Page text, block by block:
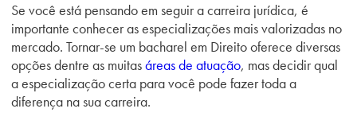
Se você está pensando em seguir a carreira jurídica, é
importante conhecer as especializações mais valorizadas no
mercado. Tornar-se um bacharel em Direito oferece diversas
opções dentre as muitasáreas de atuação, mas decidir qual
a especialização certa para você pode fazer toda a
diferença na sua carreira.